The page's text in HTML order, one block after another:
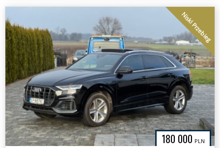
180 000 PLN
Niski Przebieg